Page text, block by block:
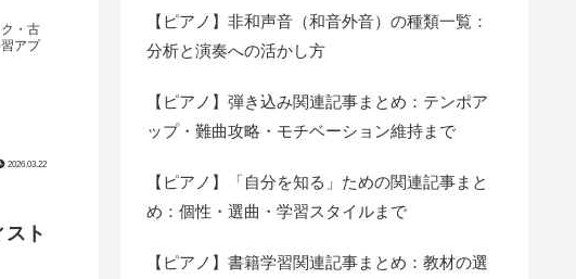
・古
アプ
2026.03.22
スト
【ピアノ】非和声音（和音外音）の種類一覧：
分析と演奏への活かし方
【ピアノ】弾き込み関連記事まとめ：テンポア
ップ・難曲攻略・モチベーション維持まで
【ピアノ】「自分を知る」ための関連記事まと
め：個性・選曲・学習スタイルまで
【ピアノ】書籍学習関連記事まとめ：教材の選